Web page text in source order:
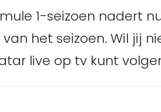
1-seizoen nadert
het seizoen. Wil jij
live op tv kunt